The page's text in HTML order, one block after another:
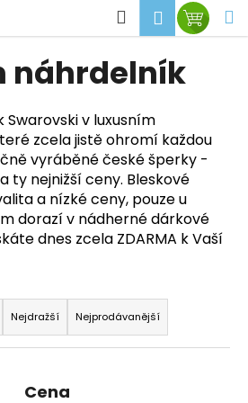
Hledat
náhrdelník
Swarovski v luxusním
zcela jistě ohromí každou
vyráběné české šperky -
ty nejnižší ceny. Bleskové
a nízké ceny, pouze u
dorazí v nádherné dárkové
dnes zcela ZDARMA k Vaší
Nejdražší Nejprodávanější
Cena